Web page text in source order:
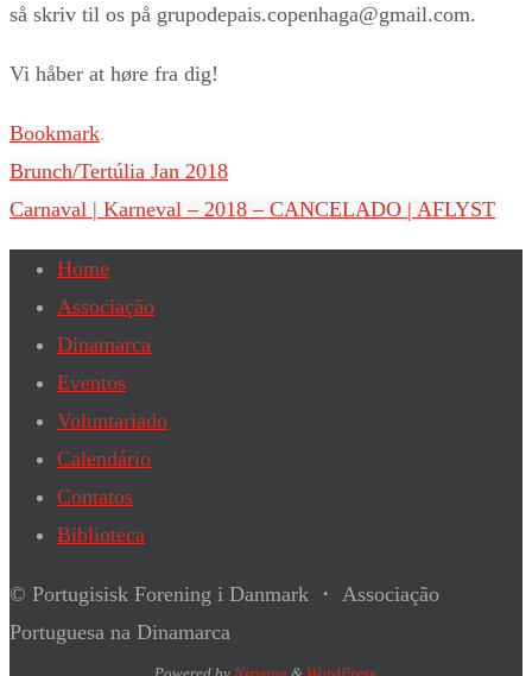
så skriv til os på grupodepais.copenhaga@gmail.com.
Vi håber at høre fra dig!
Bookmark.
Brunch/Tertúlia Jan 2018
Carnaval | Karneval – 2018 – CANCELADO | AFLYST
Home
Associação
Dinamarca
Eventos
Voluntariado
Calendário
Contatos
Biblioteca
© Portugisisk Forening i Danmark ・ Associação
Portuguesa na Dinamarca